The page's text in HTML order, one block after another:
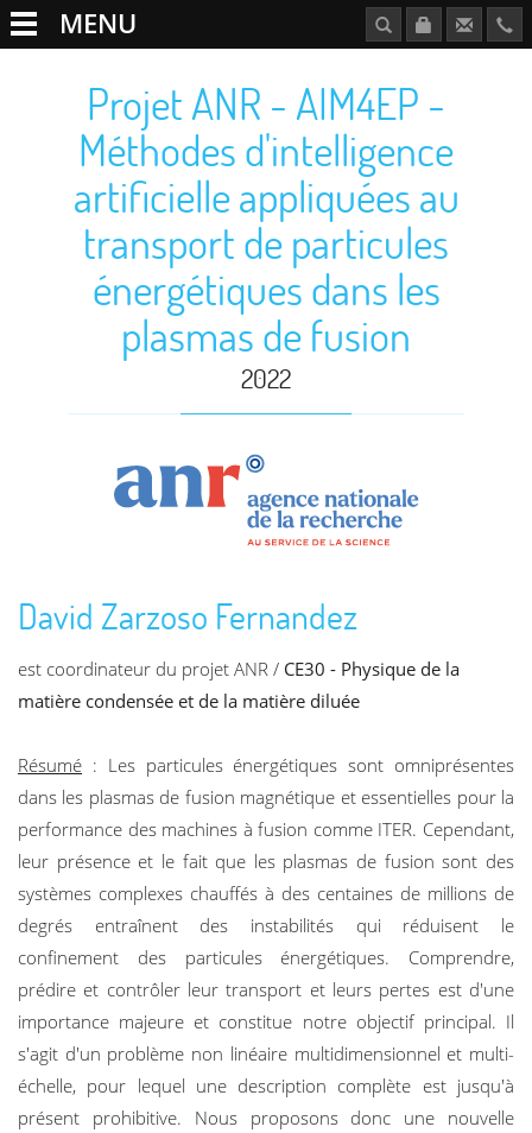
MENU
Projet ANR - AIM4EP -
Méthodes d'intelligence
artificielle appliquées au
transport de particules
énergétiques dans les
plasmas de fusion
2022
David Zarzoso Fernandez
est coordinateur du projet ANR / CE30 - Physique de la
matière condensée et de la matière diluée
Résumé : Les particules énergétiques sont omniprésentes
dans les plasmas de fusion magnétique et essentielles pour la
performance des machines à fusion comme ITER. Cependant,
leur présence et le fait que les plasmas de fusion sont des
systèmes complexes chauffés à des centaines de millions de
degrés entraînent des instabilités qui réduisent le
confinement des particules énergétiques. Comprendre,
prédire et contrôler leur transport et leurs pertes est d'une
importance majeure et constitue notre objectif principal. Il
s'agit d'un problème non linéaire multidimensionnel et multi-
échelle, pour lequel une description complète est jusqu'à
présent prohibitive. Nous proposons donc une nouvelle